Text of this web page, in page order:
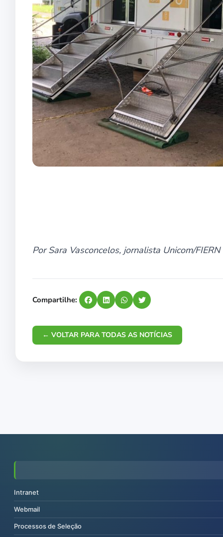
Por Sara Vasconcelos, jornalista Unicom/FIERN
Compartilhe:
← VOLTAR PARA TODAS AS NOTÍCIAS
Intranet
Webmail
Processos de Seleção